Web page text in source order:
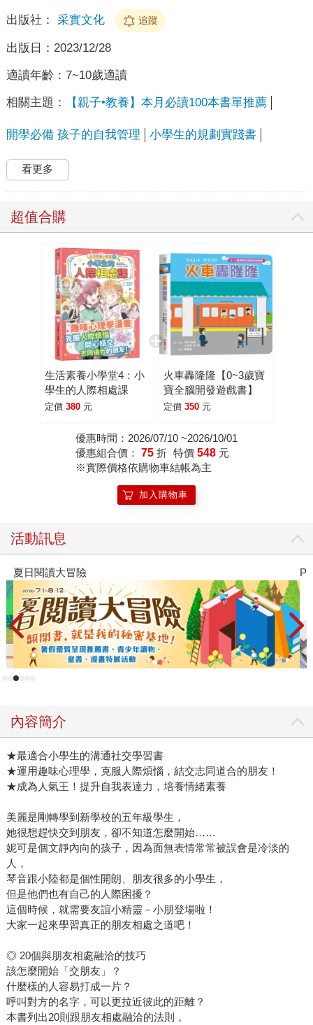
出版社： 采實文化 追蹤
出版日： 2023/12/28
適讀年齡： 7~10歲適讀
相關主題： 【親子•教養】本月必讀100本書單推薦
開學必備 孩子的自我管理 小學生的規劃實踐書
看更多
超值合購
生活素養小學堂4：小
學生的人際相處課
定價 380 元
火車轟隆隆【0~3歲寶
寶全腦開發遊戲書】
定價 350 元
優惠時間：2026/07/10 ~2026/10/01
優惠組合價： 75 折 特價 548 元
※實際價格依購物車結帳為主
加入購物車
活動訊息
夏日閱讀大冒險
內容簡介
★最適合小學生的溝通社交學習書
★運用趣味心理學，克服人際煩惱，結交志同道合的朋友！
★成為人氣王！提升自我表達力，培養情緒素養
美麗是剛轉學到新學校的五年級學生，
她很想趕快交到朋友，卻不知道怎麼開始……
妮可是個文靜內向的孩子，因為面無表情常常被誤會是冷淡的
人，
琴音跟小陸都是個性開朗、朋友很多的小學生，
但是他們也有自己的人際困擾？
這個時候，就需要友誼小精靈－小朋登場啦！
大家一起來學習真正的朋友相處之道吧！
◎ 20個與朋友相處融洽的技巧
該怎麼開始「交朋友」？
什麼樣的人容易打成一片？
呼叫對方的名字，可以更拉近彼此的距離？
本書列出20則跟朋友相處融洽的法則，